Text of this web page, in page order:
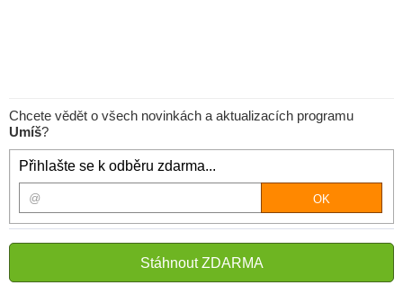
Chcete vědět o všech novinkách a aktualizacích programu
Umíš?
Přihlašte se k odběru zdarma...
Stáhnout ZDARMA